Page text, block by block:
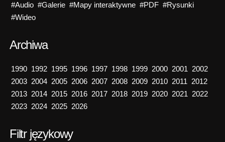
#Audio #Galerie #Mapy interaktywne #PDF #Rysunki
#Wideo
Archiwa
1990 1992 1995 1996 1997 1998 1999 2000 2001 2002
2003 2004 2005 2006 2007 2008 2009 2010 2011 2012
2013 2014 2015 2016 2017 2018 2019 2020 2021 2022
2023 2024 2025 2026
Filtr językowy